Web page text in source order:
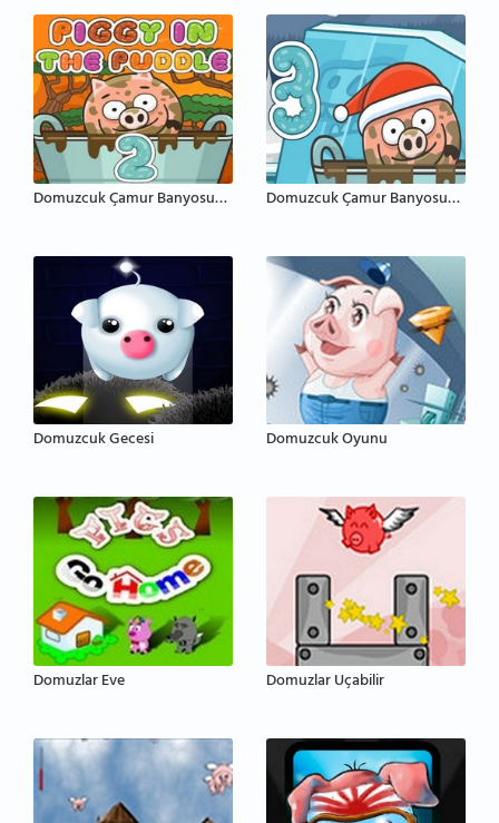
Domuzcuk Çamur Banyosunda 2 Domuzcuk Çamur Banyosunda 3
Domuzcuk Gecesi Domuzcuk Oyunu
Domuzlar Eve Domuzlar Uçabilir